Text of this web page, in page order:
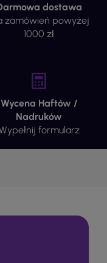
dostawa
zamówień powyżej
1000 zł
Wycena Haftów /
Nadruków
formularz